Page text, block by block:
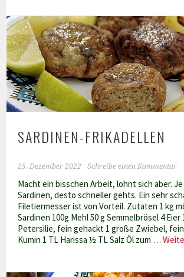
essen
im
Ramadan
´23?
SARDINEN-FRIKADELLEN
25. Dezember 2022 Schreibe einen Kommentar
Macht ein bisschen Arbeit, lohnt sich aber.
Sardinen, desto schneller gehts. Ein sehr
Filetiermesser ist von Vorteil. Zutaten 1 kg
Sardinen 100g Mehl 50 g Semmelbrösel 4 Eier
Petersilie, fein gehackt 1 große Zwiebel,
Kumin 1 TL Harissa ½ TL Salz Öl zum …